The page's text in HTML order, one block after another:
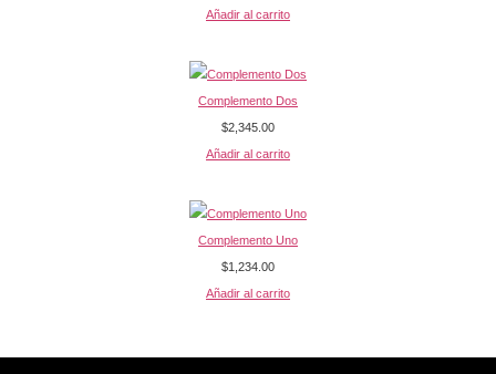
Añadir al carrito
Complemento Dos
$2,345.00
Añadir al carrito
Complemento Uno
$1,234.00
Añadir al carrito